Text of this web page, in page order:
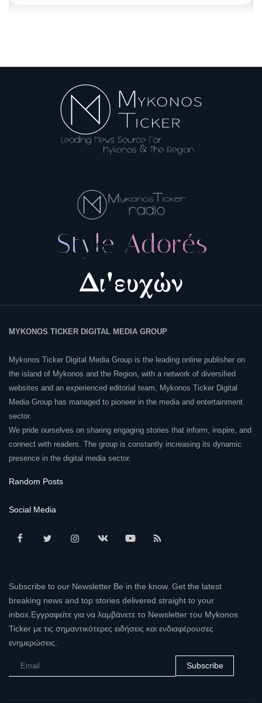
MYKONOS TICKER DIGITAL MEDIA GROUP
Mykonos Ticker Digital Media Group is the leading online publisher on
the island of Mykonos and the Region, with a network of diversified
websites and an experienced editorial team, Mykonos Ticker Digital
Media Group has managed to pioneer in the media and entertainment
sector.
We pride ourselves on sharing engaging stories that inform, inspire, and
connect with readers. The group is constantly increasing its dynamic
presence in the digital media sector.
Random Posts
Social Media
Subscribe to our Newsletter Be in the know. Get the latest
breaking news and top stories delivered straight to your
inbox.Εγγραφείτε για να λαμβάνετε το Newsletter του Mykonos
Ticker με τις σημαντικότερες ειδήσεις και ενδιαφέρουσες
ενημερώσεις.
Subscribe